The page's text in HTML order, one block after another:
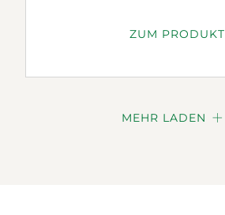
ZUM PRODUKT
MEHR LADEN